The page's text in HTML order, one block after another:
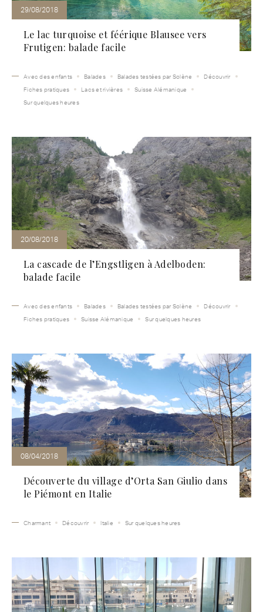
29/08/2018
Le lac turquoise et féérique Blausee vers
Frutigen: balade facile
Avec des enfants Balades Balades testées par Solène
Découvrir
Fiches pratiques
Lacs et rivières
Suisse Alémanique
Sur quelques heures
20/08/2018
La cascade de l’Engstligen à Adelboden:
balade facile
Avec des enfants Balades Balades testées par Solène
Découvrir
Fiches pratiques
Suisse Alémanique Sur quelques heures
08/04/2018
Découverte du village d’Orta San Giulio dans
le Piémont en Italie
Charmant Découvrir Italie Sur quelques heures